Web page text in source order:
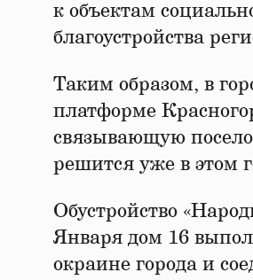
к объектам
благоустройства
Таким образом, в
платформе
связывающую
решится уже в этом
Обустройство
Января дом 16
окраине города и